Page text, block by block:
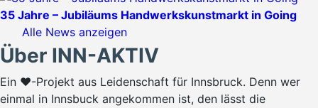
35 Jahre – Jubiläums Handwerkskunstmarkt in Going
Alle News anzeigen
Über INN-AKTIV
Ein ♥-Projekt aus Leidenschaft für Innsbruck. Denn wer
einmal in Innsbuck angekommen ist, den lässt die